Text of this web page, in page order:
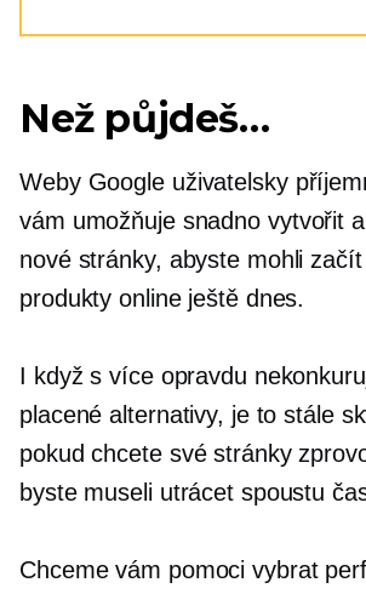
Než půjdeš…
Weby Google uživatelsky
vám umožňuje snadno vytvořit
nové stránky, abyste mohli
produkty online ještě dnes.
I když s více opravdu
placené alternativy, je to stále
pokud chcete své stránky
byste museli utrácet spoustu
Chceme vám pomoci vybrat